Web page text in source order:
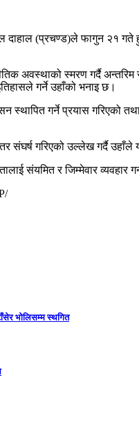
(प्रचण्ड)ले फागुन २१ गते हुने
अवस्थाको स्मरण गर्दै
गर्ने उहाँको भनाइ छ।
स्थापित गर्ने प्रयास गरिएको
संघर्ष गरिएको उल्लेख गर्दै
संयमित र जिम्मेवार
भोलिसम्म स्थगित